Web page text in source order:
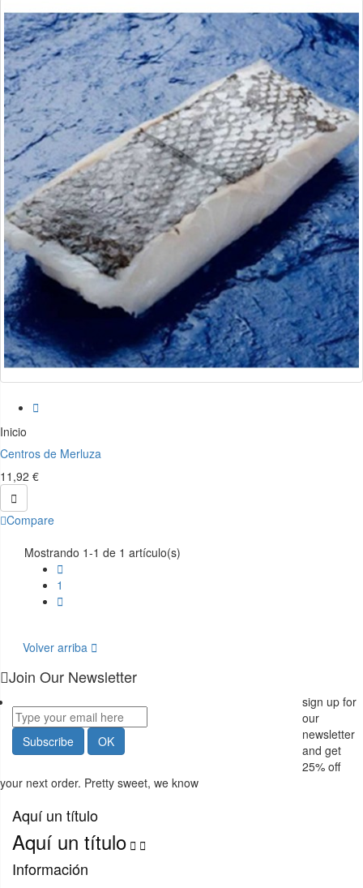

Inicio
Centros de Merluza
11,92 €

Compare
Mostrando 1-1 de 1 artículo(s)

1

Volver arriba 
Join Our Newsletter
sign up for
our
newsletter
and get
25% off
your next order. Pretty sweet, we know
Aquí un título
Aquí un título  
Información